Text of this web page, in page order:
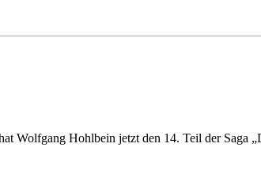
Hohlbein jetzt den 14. Teil der Saga